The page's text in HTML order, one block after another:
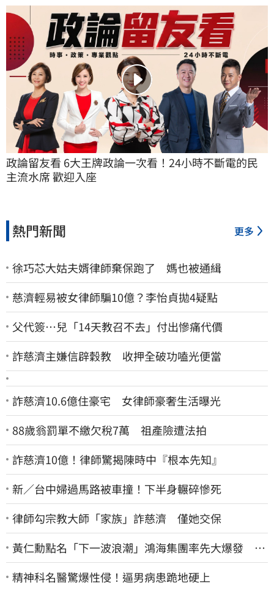
政論留友看 6大王牌政論一次看！24小時不斷電的民
主流水席 歡迎入座
熱門新聞 更多
徐巧芯大姑夫婿律師棄保跑了 媽也被通緝
慈濟輕易被女律師騙10億？李怡貞拋4疑點
父代簽…兒「14天教召不去」付出慘痛代價
詐慈濟主嫌信辟穀教 收押全破功嗑光便當
詐慈濟10.6億住豪宅 女律師豪奢生活曝光
88歲翁罰單不繳欠稅7萬 祖產險遭法拍
詐慈濟10億！律師驚揭陳時中『根本先知』
新／台中婦過馬路被車撞！下半身輾碎慘死
律師勾宗教大師「家族」詐慈濟 僅她交保
黃仁勳點名「下一波浪潮」鴻海集團率先大爆發 台
股這族群全面噴出
精神科名醫驚爆性侵！逼男病患跪地硬上